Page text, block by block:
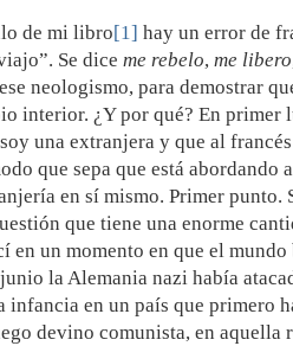
de mi libro[1] hay un error de
Se dice me rebelo, me libero
neologismo, para demostrar
interior. ¿Y por qué? En primer
una extranjera y que al
que sepa que está abordando
en sí mismo. Primer punto.
que tiene una enorme
en un momento en que el
la Alemania nazi había
infancia en un país que primero
devino comunista, en aquella